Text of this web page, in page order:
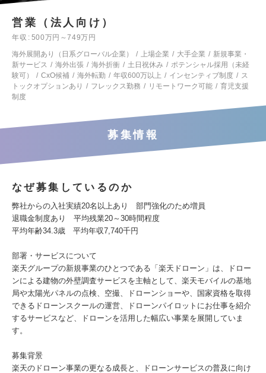
営業（法人向け）
年収
500万円～749万円
海外展開あり（日系グローバル企業）
上場企業 大手企業
新規事業・
新サービス
海外出張 海外折衝 土日祝休み
ポテンシャル採用（未経
験可）
CxO候補 海外転勤 年収600万以上 インセンティブ制度
ス
トックオプションあり
フレックス勤務 リモートワーク可能
育児支援
制度
募集情報
なぜ募集しているのか
弊社からの入社実績20名以上あり 部門強化のため増員
退職金制度あり 平均残業20～30時間程度
平均年齢34.3歳 平均年収7,740千円
部署・サービスについて
楽天グループの新規事業のひとつである「楽天ドローン」は、ドロー
ンによる建物の外壁調査サービスを主軸として、楽天モバイルの基地
局や太陽光パネルの点検、空撮、ドローンショーや、国家資格を取得
できるドローンスクールの運営、ドローンパイロットにお仕事を紹介
するサービスなど、ドローンを活用した幅広い事業を展開していま
す。
募集背景
楽天のドローン事業の更なる成長と、ドローンサービスの普及に向け